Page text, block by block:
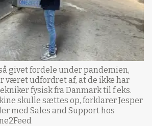
givet fordele under pandemien,
været udfordret af, at de ikke har
fysisk fra Danmark til f.eks.
skulle sættes op, forklarer Jesper
med Sales and Support hos